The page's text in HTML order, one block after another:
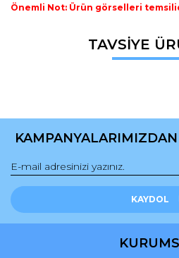
Önemli Not: Ürün görselleri
Bu ürüne ilk yorumu
Bu ürünün fiyat bilgisi, resim, ürün
konularda yetersiz gördüğünüz
Ürün açıklamasında eksik bilgiler
Ürün fiyatı diğer sitelerden daha
Bu ürüne benzer farklı alternatifler
TAVSİYE
KAYDOL